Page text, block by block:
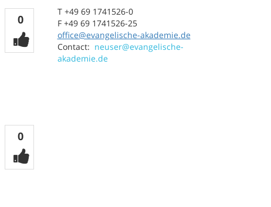
0Votes
0Votes
T +49 69 1741526-0
F +49 69 1741526-25
office@evangelische-akademie.de
Contact: neuser@evangelische-
akademie.de